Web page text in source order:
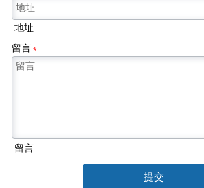
地址
留言*
留言
提交